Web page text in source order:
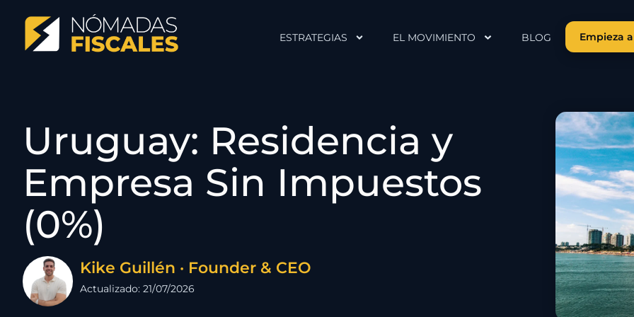
ESTRATEGIAS EL MOVIMIENTO BLOG Empieza
Uruguay: Residencia y
Empresa Sin Impuestos
(0%)
Kike Guillén · Founder & CEO
Actualizado: 21/07/2026